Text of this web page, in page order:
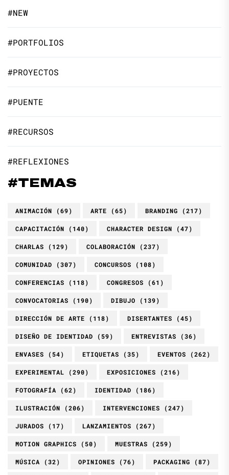
#NEW
#PORTFOLIOS
#PROYECTOS
#PUENTE
#RECURSOS
#REFLEXIONES
#TEMAS
ANIMACIÓN (69) ARTE (65) BRANDING (217)
CAPACITACIÓN (140) CHARACTER DESIGN (47)
CHARLAS (129) COLABORACIÓN (237)
COMUNIDAD (307) CONCURSOS (108)
CONFERENCIAS (118) CONGRESOS (61)
CONVOCATORIAS (190) DIBUJO (139)
DIRECCIÓN DE ARTE (118) DISERTANTES (45)
DISEÑO DE IDENTIDAD (59) ENTREVISTAS (36)
ENVASES (54) ETIQUETAS (35) EVENTOS (262)
EXPERIMENTAL (290) EXPOSICIONES (216)
FOTOGRAFÍA (62) IDENTIDAD (186)
ILUSTRACIÓN (206) INTERVENCIONES (247)
JURADOS (17) LANZAMIENTOS (267)
MOTION GRAPHICS (50) MUESTRAS (259)
MÚSICA (32) OPINIONES (76) PACKAGING (87)